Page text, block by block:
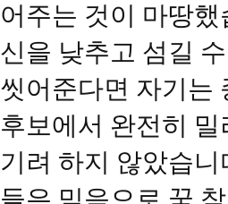
어주는 것이 마땅
신을 낮추고 섬길
씻어준다면 자기는
후보에서 완전히
기려 하지 않았습